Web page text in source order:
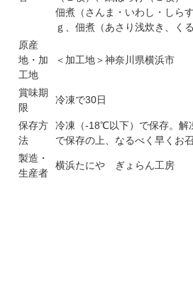
佃煮（さんま・いわし・しら
ｇ、佃煮（あさり浅炊き、く
原産
地・加
工地
＜加工地＞神奈川県横浜市
賞味期
限
冷凍で30日
保存方
法
冷凍（-18℃以下）で保存。解
で保存の上、なるべく早くお
製造・
生産者
横浜たにや ぎょらん工房